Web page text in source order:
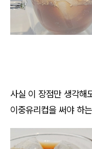
사실 이 장점만 생각해
이중유리컵을 써야 하